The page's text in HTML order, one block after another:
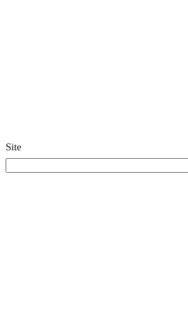
Site